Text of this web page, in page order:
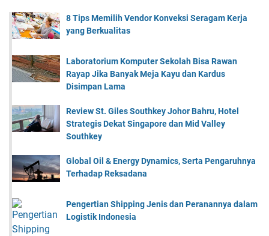
8 Tips Memilih Vendor Konveksi Seragam Kerja
yang Berkualitas
Laboratorium Komputer Sekolah Bisa Rawan
Rayap Jika Banyak Meja Kayu dan Kardus
Disimpan Lama
Review St. Giles Southkey Johor Bahru, Hotel
Strategis Dekat Singapore dan Mid Valley
Southkey
Global Oil & Energy Dynamics, Serta Pengaruhnya
Terhadap Reksadana
Pengertian Shipping Jenis dan Peranannya dalam
Logistik Indonesia